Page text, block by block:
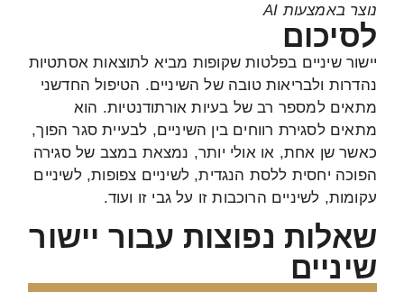
נוצר באמצעות AI
לסיכום
יישור שיניים בפלטות שקופות מביא לתוצאות אסתטיות
נהדרות ולבריאות טובה של השיניים. הטיפול החדשני
מתאים למספר רב של בעיות אורתודנטיות. הוא
מתאים לסגירת רווחים בין השיניים, לבעיית סגר הפוך,
כאשר שן אחת, או אולי יותר, נמצאת במצב של סגירה
הפוכה יחסית ללסת הנגדית, לשיניים צפופות, לשיניים
עקומות, לשיניים הרוכבות זו על גבי זו ועוד.
שאלות נפוצות עבור יישור
שיניים